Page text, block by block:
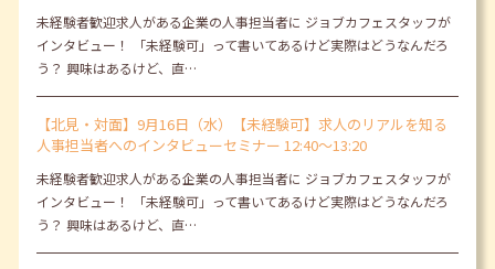
未経験者歓迎求人がある企業の人事担当者に ジョブカフェスタッフが
インタビュー！ 「未経験可」って書いてあるけど実際はどうなんだろ
う？ 興味はあるけど、直…
【北見・対面】9月16日（水）【未経験可】求人のリアルを知る
人事担当者へのインタビューセミナー 12:40～13:20
未経験者歓迎求人がある企業の人事担当者に ジョブカフェスタッフが
インタビュー！ 「未経験可」って書いてあるけど実際はどうなんだろ
う？ 興味はあるけど、直…